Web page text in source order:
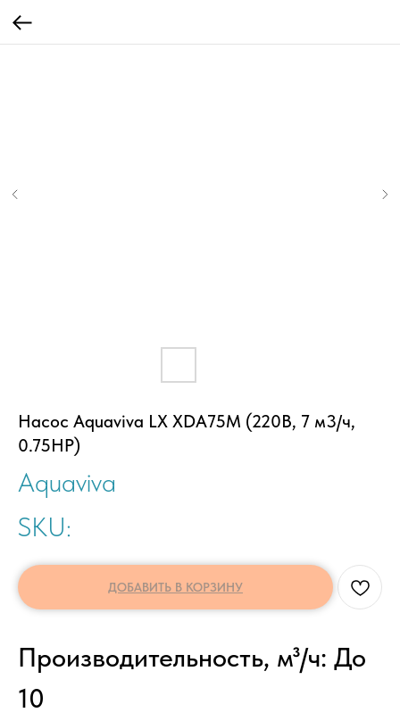
Насос Aquaviva LX XDA75M (220В, 7 м3/ч,
0.75HP)
Aquaviva
SKU:
ДОБАВИТЬ В КОРЗИНУ
Производительность, м³/ч: До
10